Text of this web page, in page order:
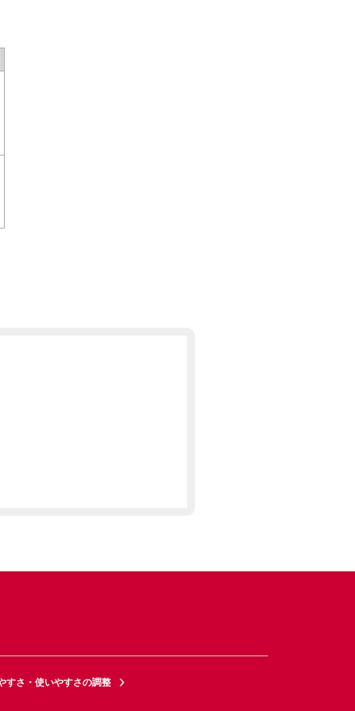
すさ・使いやすさの調整